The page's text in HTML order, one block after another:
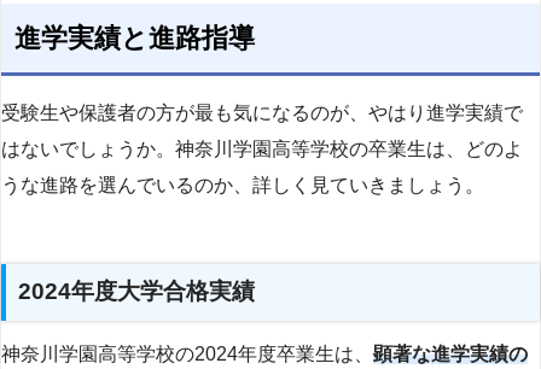
進学実績と進路指導
受験生や保護者の方が最も気になるのが、やはり進学実績で
はないでしょうか。神奈川学園高等学校の卒業生は、どのよ
うな進路を選んでいるのか、詳しく見ていきましょう。
2024年度大学合格実績
神奈川学園高等学校の2024年度卒業生は、 顕著な進学実績の